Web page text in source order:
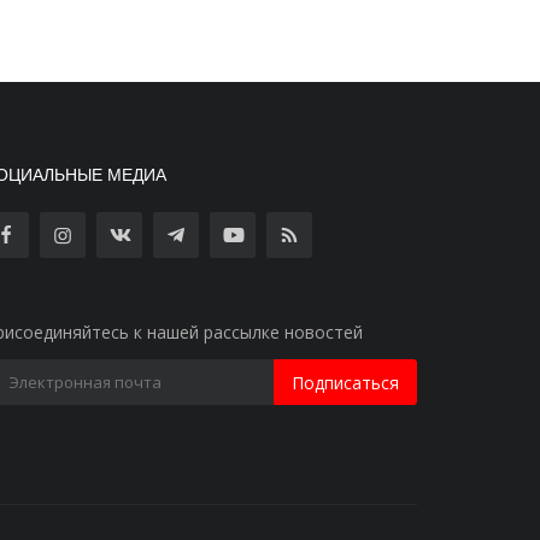
МЕДИА
к нашей рассылке новостей
Подписаться